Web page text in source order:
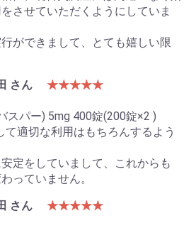
させていただくようにしていま
ができまして、とても嬉しい限
さん
★★★★★
スパー) 5mg 400錠(200錠×2 )
て適切な利用はもちろんするよう
定をしていまして、これからも
っていません。
さん
★★★★★